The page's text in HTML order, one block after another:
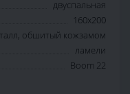
двуспальная
160х200
обшитый кожзамом
ламели
Boom 22